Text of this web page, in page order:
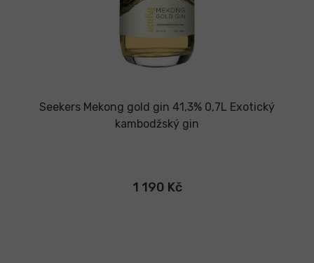
Seekers Mekong gold gin 41,3% 0,7L Exotický
kambodžský gin
1 190 Kč